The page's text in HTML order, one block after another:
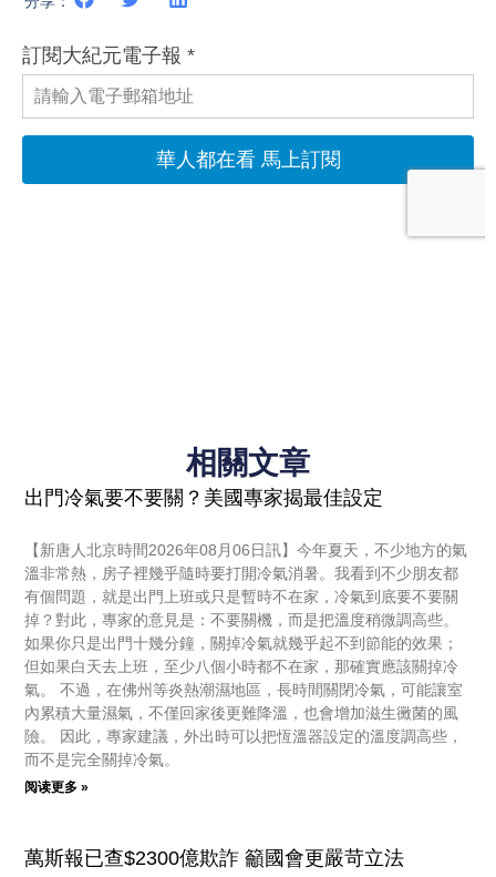
相關文章
出門冷氣要不要關？美國專家揭最佳設定
【新唐人北京時間2026年08月06日訊】今年夏天，不少地方的氣
溫非常熱，房子裡幾乎隨時要打開冷氣消暑。我看到不少朋友都
有個問題，就是出門上班或只是暫時不在家，冷氣到底要不要關
掉？對此，專家的意見是：不要關機，而是把溫度稍微調高些。
如果你只是出門十幾分鐘，關掉冷氣就幾乎起不到節能的效果；
但如果白天去上班，至少八個小時都不在家，那確實應該關掉冷
氣。 不過，在佛州等炎熱潮濕地區，長時間關閉冷氣，可能讓室
內累積大量濕氣，不僅回家後更難降溫，也會增加滋生黴菌的風
險。 因此，專家建議，外出時可以把恆溫器設定的溫度調高些，
而不是完全關掉冷氣。
阅读更多 »
萬斯報已查$2300億欺詐 籲國會更嚴苛立法